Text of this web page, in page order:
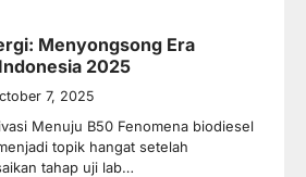
Menyongsong Era
2025
7, 2025
Menuju B50 Fenomena biodiesel
topik hangat setelah
tahap uji lab…